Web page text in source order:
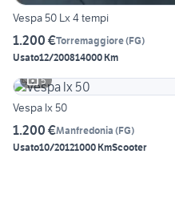
Vespa 50 Lx 4 tempi
1.200 €Torremaggiore(FG)
Usato12/200814000 Km
5
Vespa lx 50
1.200 €Manfredonia (FG)
Usato10/20121000 KmScooter